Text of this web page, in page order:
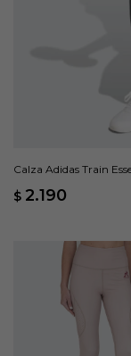
Calza Adidas Train
$ 2.190